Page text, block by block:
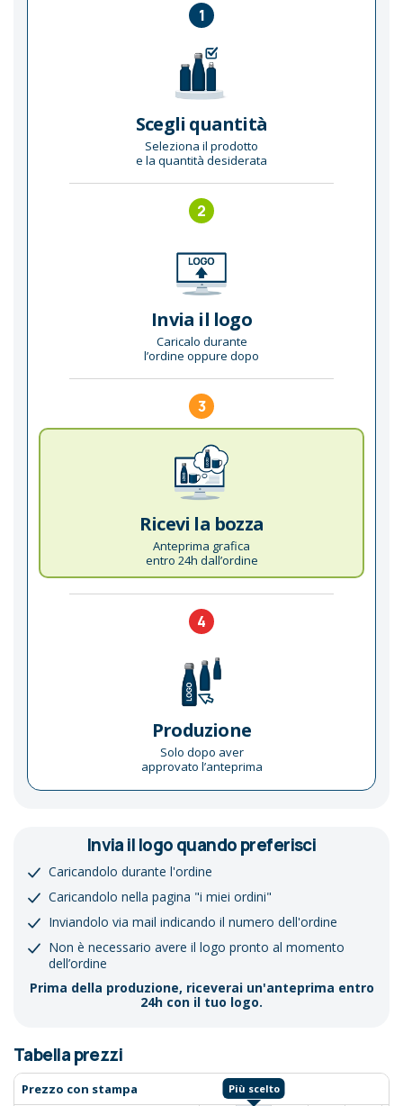
1
Scegli quantità
Seleziona il prodotto
e la quantità desiderata
2
Invia il logo
Caricalo durante
l’ordine oppure dopo
3
Ricevi la bozza
Anteprima grafica
entro 24h dall’ordine
4
Produzione
Solo dopo aver
approvato l’anteprima
Invia il logo quando preferisci
Caricandolo durante l'ordine
Caricandolo nella pagina "i miei ordini"
Inviandolo via mail indicando il numero dell'ordine
Non è necessario avere il logo pronto al momento
dell’ordine
Prima della produzione, riceverai un'anteprima entro
24h con il tuo logo.
Tabella prezzi
Prezzo con stampa